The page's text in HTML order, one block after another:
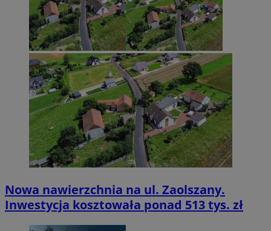
Nowa nawierzchnia na ul. Zaolszany.
Inwestycja kosztowała ponad 513 tys. zł